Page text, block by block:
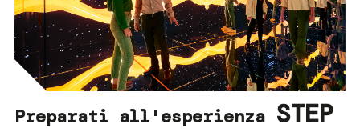
Preparati all'esperienza STEP